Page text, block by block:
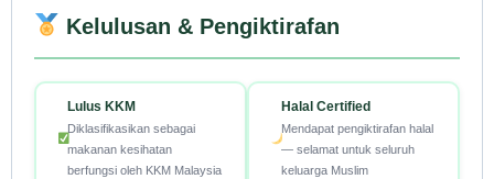
Kelulusan & Pengiktirafan
Lulus KKM
Diklasifikasikan sebagai
makanan kesihatan
berfungsi oleh KKM Malaysia
Halal Certified
Mendapat pengiktirafan halal
— selamat untuk seluruh
keluarga Muslim